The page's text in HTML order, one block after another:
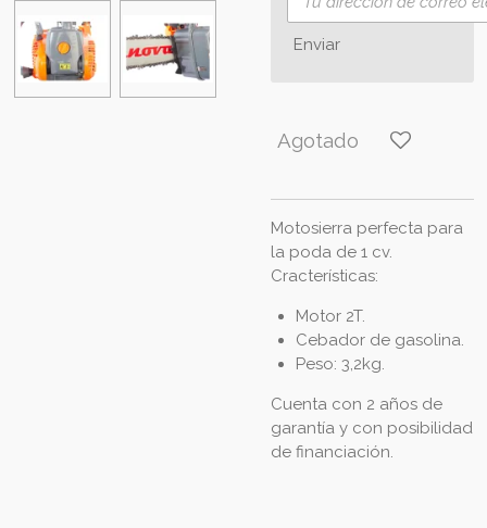
Enviar
Agotado
Motosierra perfecta para
la poda de 1 cv.
Cracterísticas:
Motor 2T.
Cebador de gasolina.
Peso: 3,2kg.
Cuenta con 2 años de
garantía y con posibilidad
de financiación.